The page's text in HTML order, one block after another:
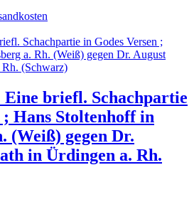
Eine briefl. Schachpartie
; Hans Stoltenhoff in
(Weiß) gegen Dr.
in Ürdingen a. Rh.